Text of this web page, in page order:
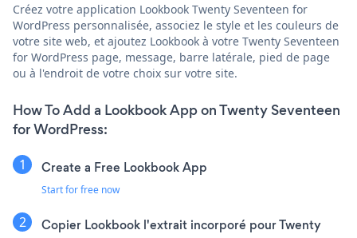
Créez votre application Lookbook Twenty Seventeen for
WordPress personnalisée, associez le style et les couleurs de
votre site web, et ajoutez Lookbook à votre Twenty Seventeen
for WordPress page, message, barre latérale, pied de page
ou à l'endroit de votre choix sur votre site.
How To Add a Lookbook App on Twenty Seventeen
for WordPress:
Create a Free Lookbook App
Start for free now
Copier Lookbook l'extrait incorporé pour Twenty